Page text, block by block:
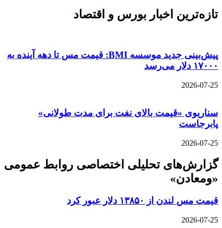
تازه‌ترین اخبار بورس و اقتصاد
پیش‌بینی جدید موسسه BMI: قیمت مس تا دهه آینده به
۱۷۰۰۰ دلار می‌رسد
2026-07-25
سناریوی «قیمت بالای نفت برای مدت طولانی»
پابرجاست
2026-07-25
گزارش‌های تحلیلی اختصاصی روابط عمومی
«ومعادن»
قیمت مس لندن از ۱۳۸۵۰ دلار عبور کرد
2026-07-25